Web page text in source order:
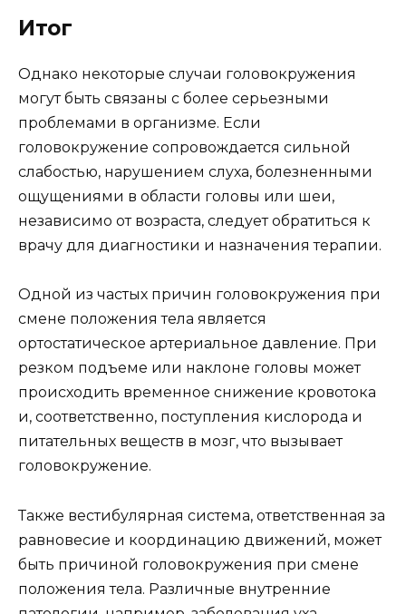
Итог
Однако некоторые случаи головокружения
могут быть связаны с более серьезными
проблемами в организме. Если
головокружение сопровождается сильной
слабостью, нарушением слуха, болезненными
ощущениями в области головы или шеи,
независимо от возраста, следует обратиться к
врачу для диагностики и назначения терапии.
Одной из частых причин головокружения при
смене положения тела является
ортостатическое артериальное давление. При
резком подъеме или наклоне головы может
происходить временное снижение кровотока
и, соответственно, поступления кислорода и
питательных веществ в мозг, что вызывает
головокружение.
Также вестибулярная система, ответственная за
равновесие и координацию движений, может
быть причиной головокружения при смене
положения тела. Различные внутренние